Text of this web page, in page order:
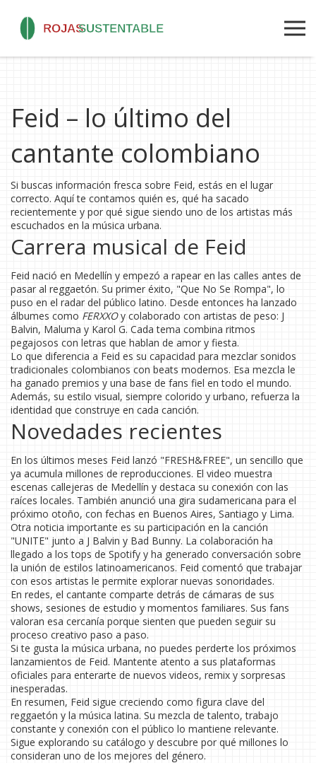
Feid – lo último del
cantante colombiano
Si buscas información fresca sobre Feid, estás en el lugar
correcto. Aquí te contamos quién es, qué ha sacado
recientemente y por qué sigue siendo uno de los artistas más
escuchados en la música urbana.
Carrera musical de Feid
Feid nació en Medellín y empezó a rapear en las calles antes de
pasar al reggaetón. Su primer éxito, "Que No Se Rompa", lo
puso en el radar del público latino. Desde entonces ha lanzado
álbumes como FERXXOy colaborado con artistas de peso: J
Balvin, Maluma y Karol G. Cada tema combina ritmos
pegajosos con letras que hablan de amor y fiesta.
Lo que diferencia a Feid es su capacidad para mezclar sonidos
tradicionales colombianos con beats modernos. Esa mezcla le
ha ganado premios y una base de fans fiel en todo el mundo.
Además, su estilo visual, siempre colorido y urbano, refuerza la
identidad que construye en cada canción.
Novedades recientes
En los últimos meses Feid lanzó "FRESH&FREE", un sencillo que
ya acumula millones de reproducciones. El video muestra
escenas callejeras de Medellín y destaca su conexión con las
raíces locales. También anunció una gira sudamericana para el
próximo otoño, con fechas en Buenos Aires, Santiago y Lima.
Otra noticia importante es su participación en la canción
"UNITE" junto a J Balvin y Bad Bunny. La colaboración ha
llegado a los tops de Spotify y ha generado conversación sobre
la unión de estilos latinoamericanos. Feid comentó que trabajar
con esos artistas le permite explorar nuevas sonoridades.
En redes, el cantante comparte detrás de cámaras de sus
shows, sesiones de estudio y momentos familiares. Sus fans
valoran esa cercanía porque sienten que pueden seguir su
proceso creativo paso a paso.
Si te gusta la música urbana, no puedes perderte los próximos
lanzamientos de Feid. Mantente atento a sus plataformas
oficiales para enterarte de nuevos videos, remix y sorpresas
inesperadas.
En resumen, Feid sigue creciendo como figura clave del
reggaetón y la música latina. Su mezcla de talento, trabajo
constante y conexión con el público lo mantiene relevante.
Sigue explorando su catálogo y descubre por qué millones lo
consideran uno de los mejores del género.